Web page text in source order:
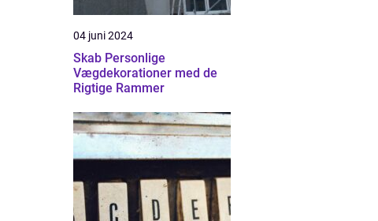
04 juni 2024
Skab Personlige
Vægdekorationer med de
Rigtige Rammer